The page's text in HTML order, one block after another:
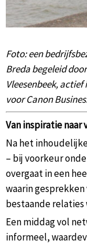
Foto: een
Breda begeleid
Vleesenbeek,
voor Canon
Van inspiratie naar
Na het
– bij voorkeur
overgaat in een
waarin
bestaande
Een middag vol
informeel,